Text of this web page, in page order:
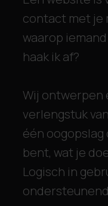
contact met je
waarop
haak ik af?
Wij ontwerpen
verlengstuk
één oogopslag
bent, wat je
Logisch in